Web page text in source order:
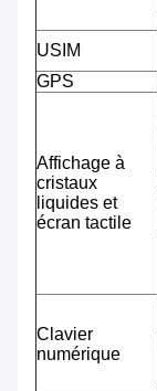
USIM
GPS
Affichage à
cristaux
liquides et
écran tactile
Clavier
numérique